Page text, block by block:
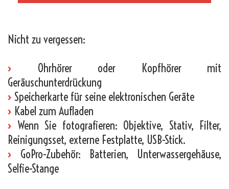
Nicht zu vergessen:
›
Ohrhörer oder Kopfhörer mit
Geräuschunterdrückung
› Speicherkarte für seine elektronischen Geräte
› Kabel zum Aufladen
› Wenn Sie fotografieren: Objektive, Stativ, Filter,
Reinigungsset, externe Festplatte, USB-Stick.
› GoPro-Zubehör: Batterien, Unterwassergehäuse,
Selfie-Stange